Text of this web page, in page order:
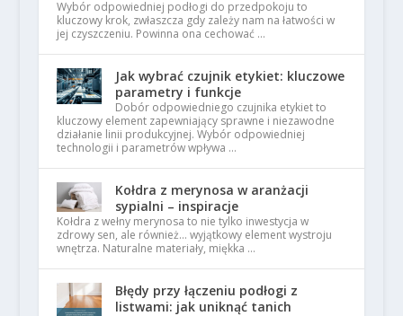
Wybór odpowiedniej podłogi do przedpokoju to
kluczowy krok, zwłaszcza gdy zależy nam na łatwości w
jej czyszczeniu. Powinna ona cechować …
Jak wybrać czujnik etykiet: kluczowe
parametry i funkcje
Dobór odpowiedniego czujnika etykiet to
kluczowy element zapewniający sprawne i niezawodne
działanie linii produkcyjnej. Wybór odpowiedniej
technologii i parametrów wpływa …
Kołdra z merynosa w aranżacji
sypialni – inspiracje
Kołdra z wełny merynosa to nie tylko inwestycja w
zdrowy sen, ale również… wyjątkowy element wystroju
wnętrza. Naturalne materiały, miękka …
Błędy przy łączeniu podłogi z
listwami: jak uniknąć tanich